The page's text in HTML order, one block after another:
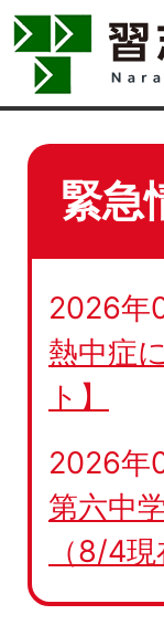
緊急
2026年
熱中症
ト】
2026年
第六中
（8/4現